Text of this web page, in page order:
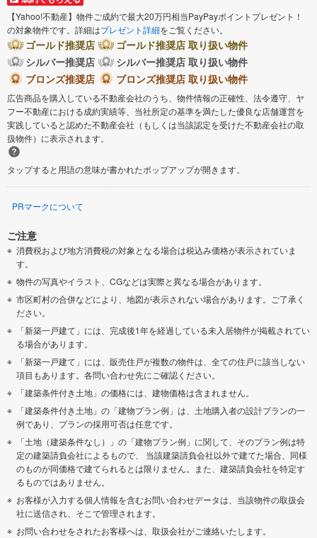
【Yahoo!不動産】物件ご成約で最大20万円相当PayPayポイントプレゼント！
の対象物件です。詳細はプレゼント詳細をご覧ください。
ゴールド推奨店
ゴールド推奨店 取り扱い物件
シルバー推奨店
シルバー推奨店 取り扱い物件
ブロンズ推奨店
ブロンズ推奨店 取り扱い物件
広告商品を購入している不動産会社のうち、物件情報の正確性、法令遵守、ヤ
フー不動産における成約実績等、当社所定の基準を満たした優良な店舗運営を
実践していると認めた不動産会社（もしくは当該認定を受けた不動産会社の取
扱物件）に表示されます。
タップすると用語の意味が書かれたポップアップが開きます。
PRマークについて
ご注意
消費税および地方消費税の対象となる場合は税込み価格が表示されていま
す。
物件の写真やイラスト、CGなどは実際と異なる場合があります。
市区町村の合併などにより、地図が表示されない場合があります。ご了承く
ださい。
「新築一戸建て」には、完成後1年を経過している未入居物件が掲載されてい
る場合があります。
「新築一戸建て」には、販売住戸が複数の物件は、全ての住戸に該当しない
項目もあります。各問い合わせ先にご確認ください。
「建築条件付き土地」の価格には、建物価格は含まれません。
「建築条件付き土地」の「建物プラン例」は、土地購入者の設計プランの一
例であり、プランの採用可否は任意です。
「土地（建築条件なし）」の「建物プラン例」に関して、そのプラン例は特
定の建築請負会社によるもので、 当該建築請負会社以外で建てた場合、同様
のものが同価格で建てられるとは限りません。また、建築請負会社を特定す
るものではありません。
お客様が入力する個人情報を含むお問い合わせデータは、当該物件の取扱会
社に送信され、そこで管理されます。
お問い合わせをされたお客様へは、取扱会社がご連絡いたします。